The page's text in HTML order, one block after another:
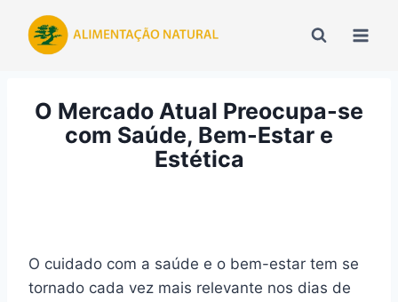
para
O Mercado Atual Preocupa-se
com Saúde, Bem-Estar e
Estética
O cuidado com a saúde e o bem-estar tem se
tornado cada vez mais relevante nos dias de